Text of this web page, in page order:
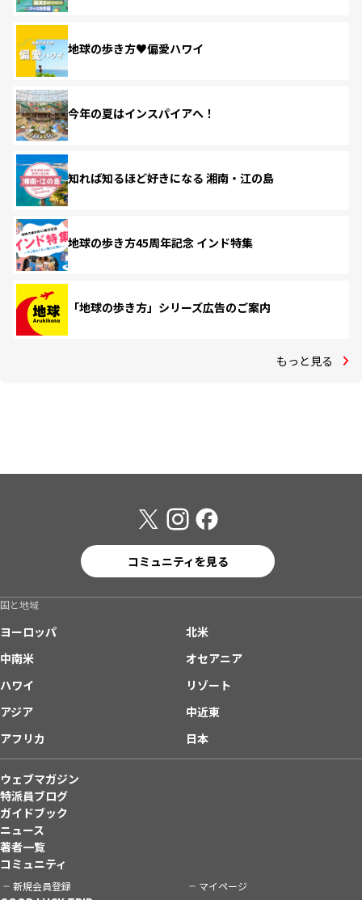
地球の歩き方♥偏愛ハワイ
今年の夏はインスパイアへ！
知れば知るほど好きになる 湘南・江の島
地球の歩き方45周年記念 インド特集
「地球の歩き方」シリーズ広告のご案内
もっと見る
コミュニティを見る
国と地域
ヨーロッパ
北米
中南米
オセアニア
ハワイ
リゾート
アジア
中近東
アフリカ
日本
ウェブマガジン
特派員ブログ
ガイドブック
ニュース
著者一覧
コミュニティ
新規会員登録 マイページ